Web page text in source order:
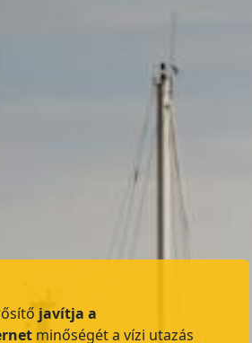
javítja a
minőségét a vízi utazás